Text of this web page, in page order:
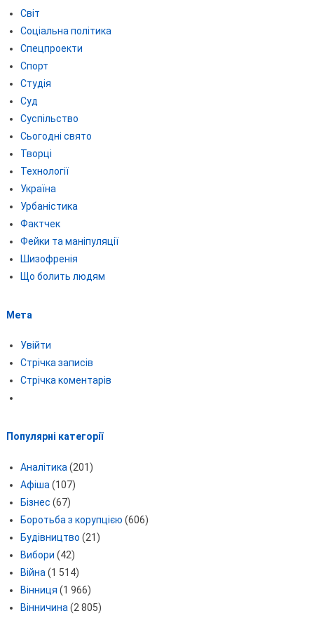
Світ
Соціальна політика
Спецпроекти
Спорт
Студія
Суд
Суспільство
Сьогодні свято
Творці
Технології
Україна
Урбаністика
Фактчек
Фейки та маніпуляції
Шизофренія
Що болить людям
Мета
Увійти
Стрічка записів
Стрічка коментарів
Популярні категорії
Аналітика (201)
Афіша (107)
Бізнес (67)
Боротьба з корупцією (606)
Будівництво (21)
Вибори (42)
Війна (1 514)
Вінниця (1 966)
Вінничина (2 805)